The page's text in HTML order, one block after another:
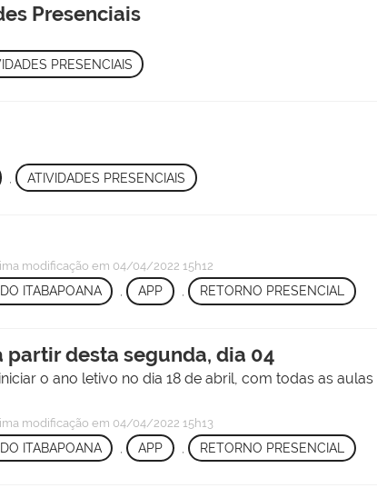
Presenciais
PRESENCIAIS
, ATIVIDADES PRESENCIAIS
modificação em 04/04/2022 15h12
ITABAPOANA , APP , RETORNO PRESENCIAL
partir desta segunda, dia 04
o ano letivo no dia 18 de abril, com todas as
modificação em 04/04/2022 15h13
ITABAPOANA , APP , RETORNO PRESENCIAL